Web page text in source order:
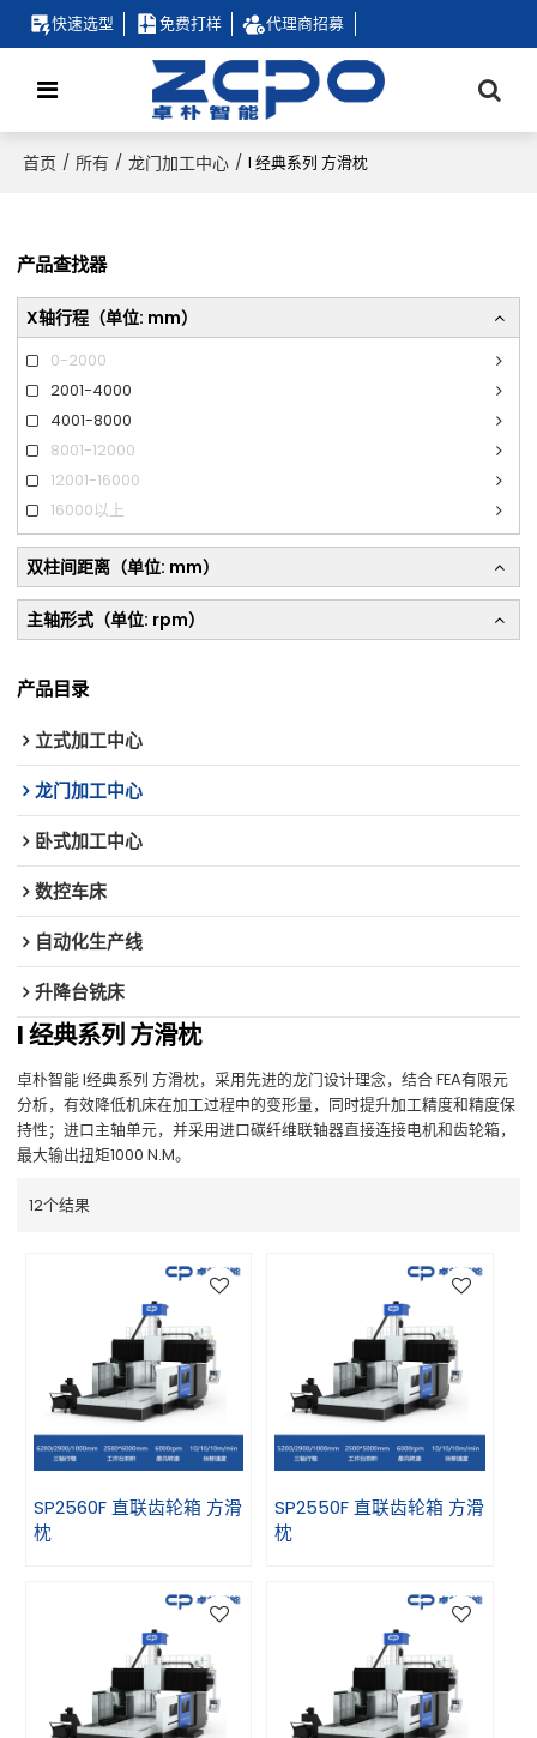
快速选型 免费打样 代理商招募
首页 / 所有 / 龙门加工中心 / I 经典系列 方滑枕
I 经典系列 方滑枕
卓朴智能 I经典系列 方滑枕，采用先进的龙门设计理念，结合 FEA有限元
分析，有效降低机床在加工过程中的变形量，同时提升加工精度和精度保
持性；进口主轴单元，并采用进口碳纤维联轴器直接连接电机和齿轮箱，
最大输出扭矩1000 N.M。
12个结果
SP2560F 直联齿轮箱 方滑
枕
SP2550F 直联齿轮箱 方滑
枕
产品查找器
X轴行程（单位: mm）
0-2000
2001-4000
4001-8000
8001-12000
12001-16000
16000以上
双柱间距离（单位: mm）
主轴形式（单位: rpm）
产品目录
立式加工中心
龙门加工中心
卧式加工中心
数控车床
自动化生产线
升降台铣床